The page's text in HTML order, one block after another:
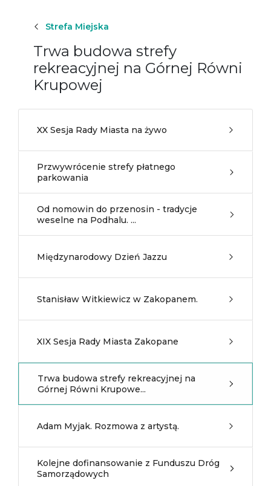
Strefa Miejska
Trwa budowa strefy
rekreacyjnej na Górnej Równi
Krupowej
XX Sesja Rady Miasta na żywo
Przwywrócenie strefy płatnego
parkowania
Od nomowin do przenosin - tradycje
weselne na Podhalu. ...
Międzynarodowy Dzień Jazzu
Stanisław Witkiewicz w Zakopanem.
XIX Sesja Rady Miasta Zakopane
Trwa budowa strefy rekreacyjnej na
Górnej Równi Krupowe...
Adam Myjak. Rozmowa z artystą.
Kolejne dofinansowanie z Funduszu Dróg
Samorządowych